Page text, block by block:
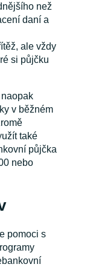
než
daní a
ale vždy
si půjčku
v běžném
také
půjčka
nebo
pomoci s